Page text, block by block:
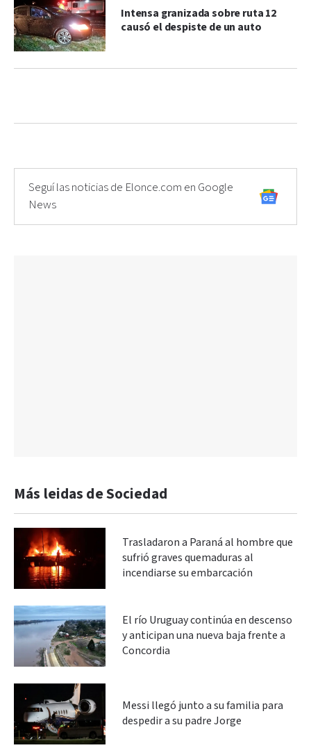
Intensa granizada sobre ruta 12
causó el despiste de un auto
Seguí las noticias de Elonce.com en Google
News
Más leidas de Sociedad
Trasladaron a Paraná al hombre que
sufrió graves quemaduras al
incendiarse su embarcación
El río Uruguay continúa en descenso
y anticipan una nueva baja frente a
Concordia
Messi llegó junto a su familia para
despedir a su padre Jorge